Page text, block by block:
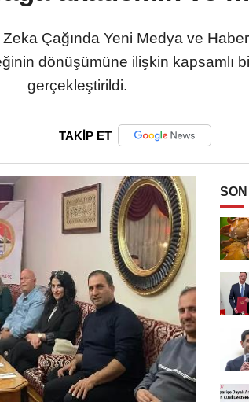
Çağında Yeni Medya ve
dönüşümüne ilişkin kapsamlı
gerçekleştirildi.
TAKİP ET